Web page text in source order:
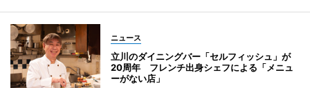
ニュース
立川のダイニングバー「セルフィッシュ」が
20周年 フレンチ出身シェフによる「メニュ
ーがない店」